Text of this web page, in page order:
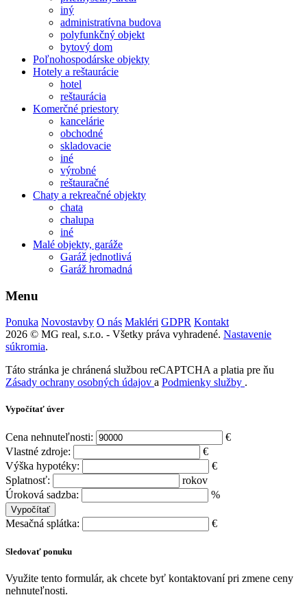
iný
administratívna budova
polyfunkčný objekt
bytový dom
Poľnohospodárske objekty
Hotely a reštaurácie
hotel
reštaurácia
Komerčné priestory
kancelárie
obchodné
skladovacie
iné
výrobné
reštauračné
Chaty a rekreačné objekty
chata
chalupa
iné
Malé objekty, garáže
Garáž jednotlivá
Garáž hromadná
Menu
Ponuka Novostavby O nás Makléri GDPR Kontakt
2026 © MG real, s.r.o. - Všetky práva vyhradené. Nastavenie
súkromia.
Táto stránka je chránená službou reCAPTCHA a platia pre ňu
Zásady ochrany osobných údajov a Podmienky služby .
Vypočítať úver
Cena nehnuteľnosti:
€
Vlastné zdroje:
€
Výška hypotéky:
€
Splatnosť:
rokov
Úroková sadzba:
%
Mesačná splátka: €
Sledovať ponuku
Využite tento formulár, ak chcete byť kontaktovaní pri zmene ceny
nehnuteľnosti.